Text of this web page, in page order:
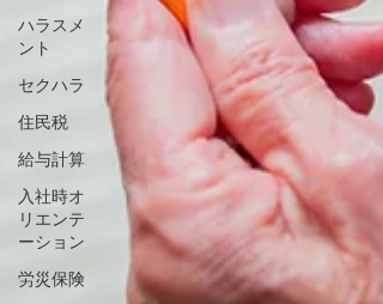
ハラスメ
ント
セクハラ
住民税
給与計算
入社時オ
リエンテ
ーション
労災保険